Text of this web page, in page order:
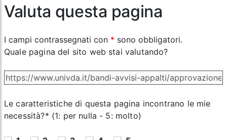
Valuta questa pagina
I campi contrassegnati con * sono obbligatori.
Quale pagina del sito web stai valutando?
Le caratteristiche di questa pagina incontrano le mie
necessità?* (1: per nulla - 5: molto)